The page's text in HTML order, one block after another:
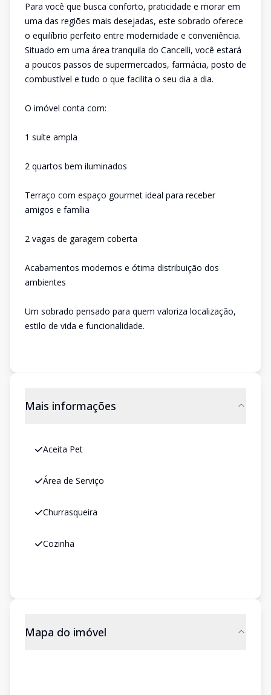
Para você que busca conforto, praticidade e morar em
uma das regiões mais desejadas, este sobrado oferece
o equilíbrio perfeito entre modernidade e conveniência.
Situado em uma área tranquila do Cancelli, você estará
a poucos passos de supermercados, farmácia, posto de
combustível e tudo o que facilita o seu dia a dia.
O imóvel conta com:
1 suíte ampla
2 quartos bem iluminados
Terraço com espaço gourmet ideal para receber
amigos e família
2 vagas de garagem coberta
Acabamentos modernos e ótima distribuição dos
ambientes
Um sobrado pensado para quem valoriza localização,
estilo de vida e funcionalidade.
Mais informações
Aceita Pet
Área de Serviço
Churrasqueira
Cozinha
Mapa do imóvel